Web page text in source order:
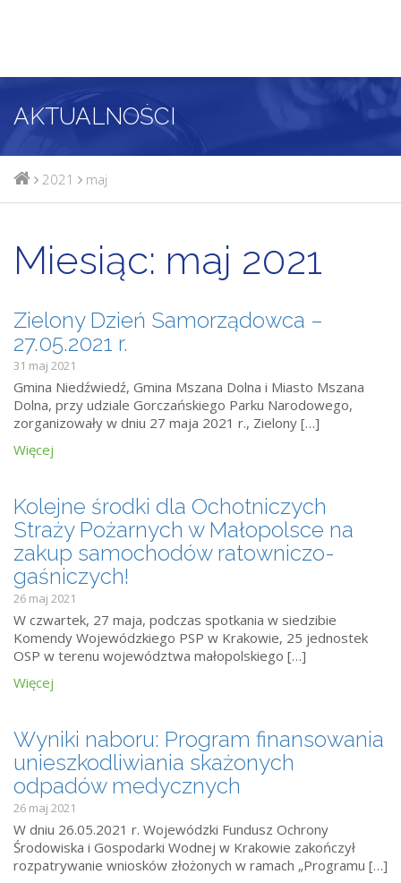
AKTUALNOŚCI
2021 maj
Miesiąc: maj 2021
Zielony Dzień Samorządowca –
27.05.2021 r.
31 maj 2021
Gmina Niedźwiedź, Gmina Mszana Dolna i Miasto Mszana
Dolna, przy udziale Gorczańskiego Parku Narodowego,
zorganizowały w dniu 27 maja 2021 r., Zielony […]
Więcej
Kolejne środki dla Ochotniczych
Straży Pożarnych w Małopolsce na
zakup samochodów ratowniczo-
gaśniczych!
26 maj 2021
W czwartek, 27 maja, podczas spotkania w siedzibie
Komendy Wojewódzkiego PSP w Krakowie, 25 jednostek
OSP w terenu województwa małopolskiego […]
Więcej
Wyniki naboru: Program finansowania
unieszkodliwiania skażonych
odpadów medycznych
26 maj 2021
W dniu 26.05.2021 r. Wojewódzki Fundusz Ochrony
Środowiska i Gospodarki Wodnej w Krakowie zakończył
rozpatrywanie wniosków złożonych w ramach „Programu […]